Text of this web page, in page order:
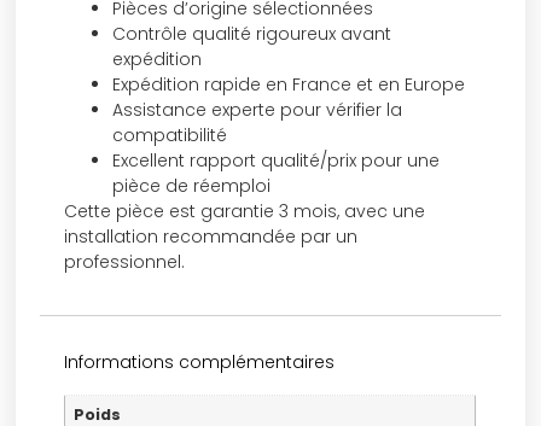
Pièces d’origine sélectionnées
Contrôle qualité rigoureux avant
expédition
Expédition rapide en France et en Europe
Assistance experte pour vérifier la
compatibilité
Excellent rapport qualité/prix pour une
pièce de réemploi
Cette pièce est garantie 3 mois, avec une
installation recommandée par un
professionnel.
Informations complémentaires
Poids